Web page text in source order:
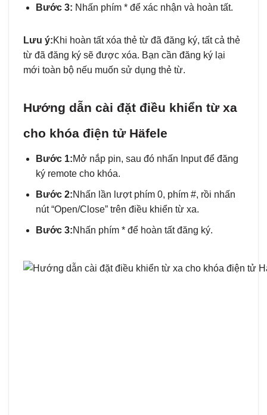
Bước 3: Nhấn phím * để xác nhận và hoàn tất.
Lưu ý:Khi hoàn tất xóa thẻ từ đã đăng ký, tất cả thẻ
từ đã đăng ký sẽ được xóa. Bạn cần đăng ký lại
mới toàn bộ nếu muốn sử dụng thẻ từ.
Hướng dẫn cài đặt điều khiển từ xa
cho khóa điện tử Häfele
Bước 1:Mở nắp pin, sau đó nhấn Input để đăng
ký remote cho khóa.
Bước 2:Nhấn lần lượt phím 0, phím #, rồi nhấn
nút “Open/Close” trên điều khiển từ xa.
Bước 3:Nhấn phím * để hoàn tất đăng ký.